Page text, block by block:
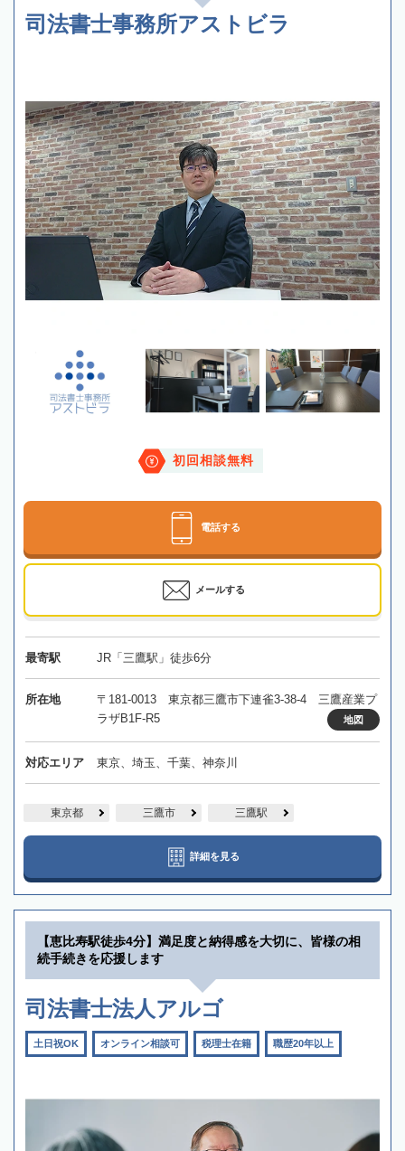
司法書士事務所アストビラ
初回相談無料
電話する
メールする
最寄駅 JR「三鷹駅」徒歩6分
所在地
〒181-0013 東京都三鷹市下連雀3-38-4 三鷹産業プ
ラザB1F-R5
地図
対応エリア 東京、埼玉、千葉、神奈川
東京都 三鷹市 三鷹駅
詳細を見る
【恵比寿駅徒歩4分】満足度と納得感を大切に、皆様の相
続手続きを応援します
司法書士法人アルゴ
土日祝OK オンライン相談可 税理士在籍 職歴20年以上